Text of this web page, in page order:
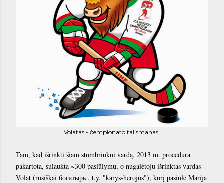
Volatas - čempionato talismanas.
Tam, kad išrinkti šiam stumbriukui vardą, 2013 m. procedūra
pakartota, sulaukta ~300 pasiūlymų, o nugalėtoju išrinktas vardas
Volat (rusiškai богатырь , t.y. "karys-herojus"), kurį pasiūlė Marija